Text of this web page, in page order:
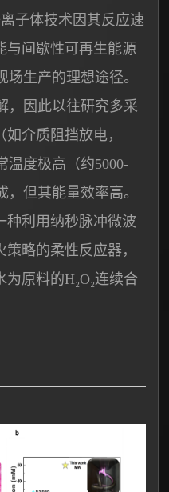
子体技术因其反应速
与间歇性可再生能源
场生产的理想途径。
，因此以往研究多采
介质阻挡放电，
温度极高（约5000-
，但其能量效率高。
种利用纳秒脉冲微波
略的柔性反应器，
原料的H₂O₂连续合